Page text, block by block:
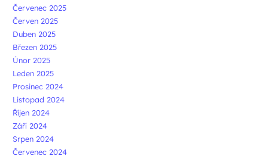
Červenec 2025
Červen 2025
Duben 2025
Březen 2025
Únor 2025
Leden 2025
Prosinec 2024
Listopad 2024
Říjen 2024
Září 2024
Srpen 2024
Červenec 2024